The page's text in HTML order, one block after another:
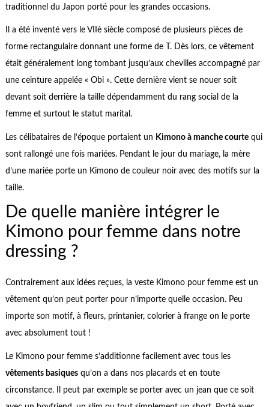
traditionnel du Japon porté pour les grandes occasions.
Il a été inventé vers le VIIè siècle composé de plusieurs pièces de
forme rectangulaire donnant une forme de T. Dès lors, ce vêtement
était généralement long tombant jusqu’aux chevilles accompagné par
une ceinture appelée « Obi ». Cette dernière vient se nouer soit
devant soit derrière la taille dépendamment du rang social de la
femme et surtout le statut marital.
Les célibataires de l’époque portaient un Kimono à manche courtequi
sont rallongé une fois mariées. Pendant le jour du mariage, la mère
d’une mariée porte un Kimono de couleur noir avec des motifs sur la
taille.
De quelle manière intégrer le
Kimono pour femme dans notre
dressing ?
Contrairement aux idées reçues, la veste Kimono pour femme est un
vêtement qu’on peut porter pour n’importe quelle occasion. Peu
importe son motif, à fleurs, printanier, colorier à frange on le porte
avec absolument tout !
Le Kimono pour femme s’additionne facilement avec tous les
vêtements basiquesqu’on a dans nos placards et en toute
circonstance. Il peut par exemple se porter avec un jean que ce soit